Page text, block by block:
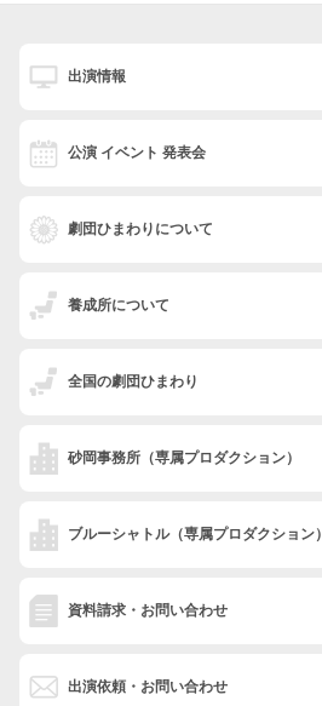
出演情報
公演 イベント 発表会
劇団ひまわりについて
養成所について
全国の劇団ひまわり
砂岡事務所 （専属プロダクション）
ブルーシャトル（専属プロダクション）
資料請求・お問い合わせ
出演依頼・お問い合わせ